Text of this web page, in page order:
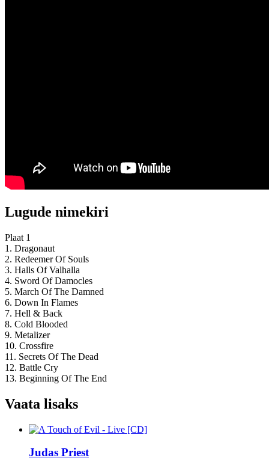
Lugude nimekiri
Plaat 1
1. Dragonaut
2. Redeemer Of Souls
3. Halls Of Valhalla
4. Sword Of Damocles
5. March Of The Damned
6. Down In Flames
7. Hell & Back
8. Cold Blooded
9. Metalizer
10. Crossfire
11. Secrets Of The Dead
12. Battle Cry
13. Beginning Of The End
Vaata lisaks
Judas Priest